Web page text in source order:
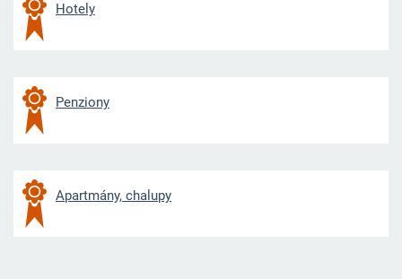
Hotely
Penziony
Apartmány, chalupy